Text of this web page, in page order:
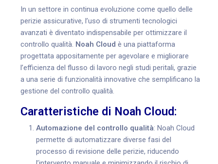
In un settore in continua evoluzione come quello delle
perizie assicurative, l’uso di strumenti tecnologici
avanzati è diventato indispensabile per ottimizzare il
controllo qualità. Noah Cloud è una piattaforma
progettata appositamente per agevolare e migliorare
l’efficienza del flusso di lavoro negli studi peritali, grazie
a una serie di funzionalità innovative che semplificano la
gestione del controllo qualità.
Caratteristiche di Noah Cloud:
Automazione del controllo qualità: Noah Cloud
permette di automatizzare diverse fasi del
processo di revisione delle perizie, riducendo